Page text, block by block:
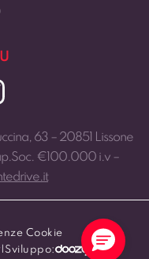
63 – 20851 Lissone
€100.000 i.v –
Cookie
Sviluppo: